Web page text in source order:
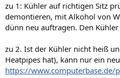
zu 1: Kühler auf richtigen Sitz
demontieren, mit Alkohol von
dünn neu auftragen. Den
zu 2. Ist der Kühler nicht heiß
Heatpipes hat), kann nur ein
https://www.computerbase.de/